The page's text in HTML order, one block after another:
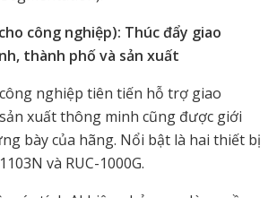
công nghiệp): Thúc đẩy giao
thành phố và sản xuất
nghiệp tiên tiến hỗ trợ giao
xuất thông minh cũng được giới
bày của hãng. Nổi bật là hai thiết bị
và RUC-1000G.